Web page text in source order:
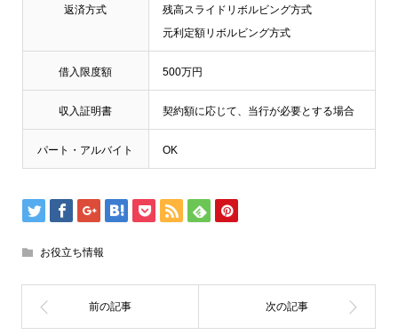
返済方式
残高スライドリボルビング方式
元利定額リボルビング方式
借入限度額 500万円
収入証明書 契約額に応じて、当行が必要とする場合
パート・アルバイト OK
お役立ち情報